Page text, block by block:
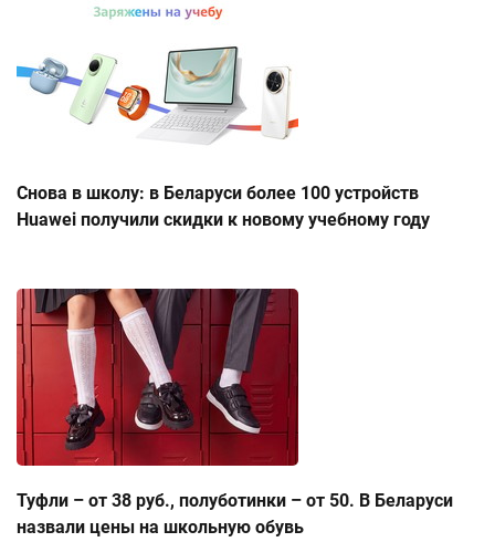
Снова в школу: в Беларуси более 100 устройств
Huawei получили скидки к новому учебному году
Туфли – от 38 руб., полуботинки – от 50. В Беларуси
назвали цены на школьную обувь